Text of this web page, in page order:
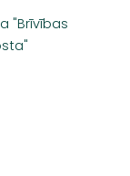
"Brīvības